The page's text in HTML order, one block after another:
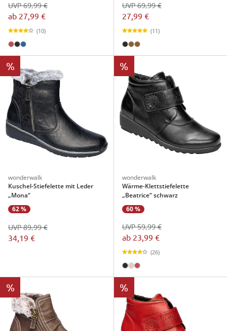
ab 27,99 €
UVP 69,99 €
(10)
27,99 €
UVP 69,99 €
(11)
%
wonderwalk
Kuschel-Stiefelette mit Leder
„Mona“
62 %
34,19 €
UVP 89,99 €
%
wonderwalk
Wärme-Klettstiefelette
„Beatrice“ schwarz
60 %
ab 23,99 €
UVP 59,99 €
(26)
% %